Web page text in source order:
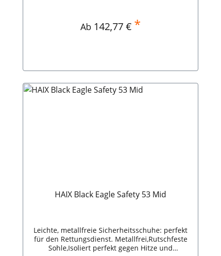
Gelenke dank Dämpfung HAIX Black Eagle
Tactical 2.0 GTX low/black
Regulärer Preis:
Ab 142,77 € *
HAIX Black Eagle Safety 53 Mid
Leichte, metallfreie Sicherheitsschuhe: perfekt
für den Rettungsdienst. Metallfrei,Rutschfeste
Sohle,Isoliert perfekt gegen Hitze und